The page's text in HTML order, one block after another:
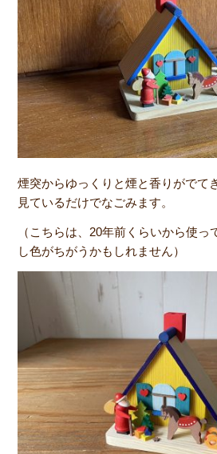
煙突からゆっくりと煙と香りがでて
見ているだけでなごみます。
（こちらは、20年前くらいから使
し色がちがうかもしれません）